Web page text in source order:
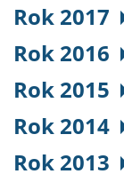
Rok 2017
Rok 2016
Rok 2015
Rok 2014
Rok 2013